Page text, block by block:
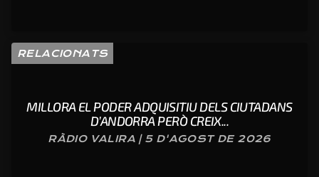
RELACIONATS
MILLORA EL PODER ADQUISITIU DELS CIUTADANS
D’ANDORRA PERÒ CREIX...
RÀDIO VALIRA | 5 D'AGOST DE 2026